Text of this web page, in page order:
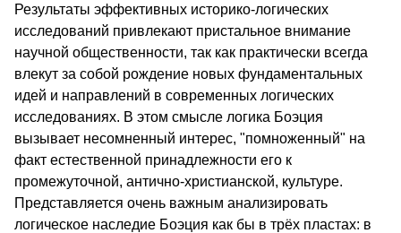
Результаты эффективных историко-логических
исследований привлекают пристальное внимание
научной общественности, так как практически всегда
влекут за собой рождение новых фундаментальных
идей и направлений в современных логических
исследованиях. В этом смысле логика Боэция
вызывает несомненный интерес, "помноженный" на
факт естественной принадлежности его к
промежуточной, антично-христианской, культуре.
Представляется очень важным анализировать
логическое наследие Боэция как бы в трёх пластах: в